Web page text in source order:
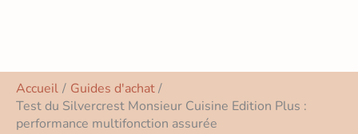
Accueil
Guides d'achat
Test du Silvercrest Monsieur Cuisine Edition Plus :
performance multifonction assurée